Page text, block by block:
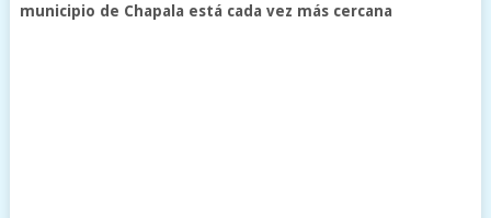
municipio de Chapala está cada vez más cercana